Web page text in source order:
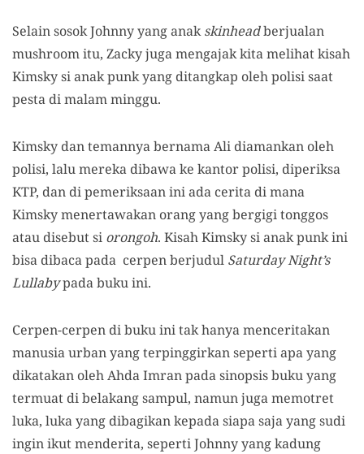
Selain sosok Johnny yang anakskinheadberjualan
mushroom itu, Zacky juga mengajak kita melihat kisah
Kimsky si anak punk yang ditangkap oleh polisi saat
pesta di malam minggu.
Kimsky dan temannya bernama Ali diamankan oleh
polisi, lalu mereka dibawa ke kantor polisi, diperiksa
KTP, dan di pemeriksaan ini ada cerita di mana
Kimsky menertawakan orang yang bergigi tonggos
atau disebut si orongoh. Kisah Kimsky si anak punk ini
bisa dibaca pada cerpen berjudul Saturday Night’s
Lullabypada buku ini.
Cerpen-cerpen di buku ini tak hanya menceritakan
manusia urban yang terpinggirkan seperti apa yang
dikatakan oleh Ahda Imran pada sinopsis buku yang
termuat di belakang sampul, namun juga memotret
luka, luka yang dibagikan kepada siapa saja yang sudi
ingin ikut menderita, seperti Johnny yang kadung